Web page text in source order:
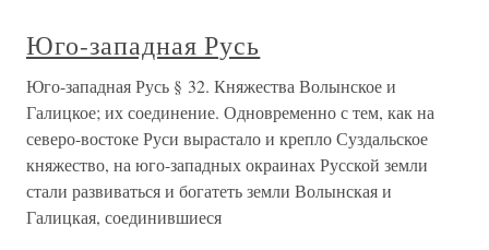
Юго-западная Русь
Юго-западная Русь § 32. Княжества Волынское и
Галицкое; их соединение. Одновременно с тем, как на
северо-востоке Руси вырастало и крепло Суздальское
княжество, на юго-западных окраинах Русской земли
стали развиваться и богатеть земли Волынская и
Галицкая, соединившиеся